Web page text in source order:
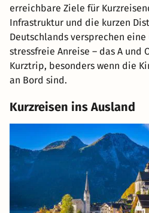
erreichbare Ziele für
Infrastruktur und die kurzen
Deutschlands versprechen
stressfreie Anreise – das A und
Kurztrip, besonders wenn die
an Bord sind.
Kurzreisen ins Ausland